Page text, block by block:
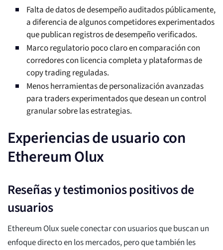
Falta de datos de desempeño auditados públicamente,
a diferencia de algunos competidores experimentados
que publican registros de desempeño verificados.
Marco regulatorio poco claro en comparación con
corredores con licencia completa y plataformas de
copy trading reguladas.
Menos herramientas de personalización avanzadas
para traders experimentados que desean un control
granular sobre las estrategias.
Experiencias de usuario con
Ethereum Olux
Reseñas y testimonios positivos de
usuarios
Ethereum Olux suele conectar con usuarios que buscan un
enfoque directo en los mercados, pero que también les